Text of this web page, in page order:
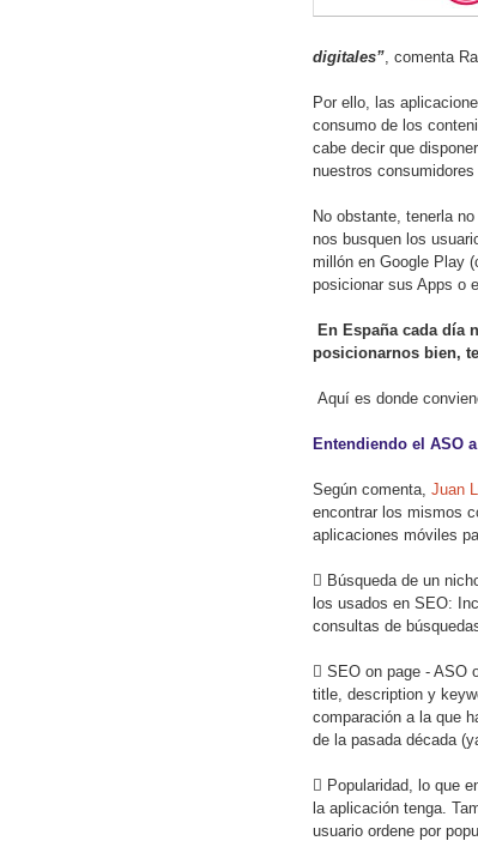
digitales”, comenta
Por ello, las
consumo de los
cabe decir que
nuestros
No obstante, tenerla
nos busquen los
millón en Google Play
posicionar sus Apps o
En España cada día
posicionarnos bien,
Aquí es donde
Entendiendo el ASO
Según comenta, Juan
encontrar los mismos
aplicaciones móviles
 Búsqueda de un
los usados en SEO:
consultas de
 SEO on page - ASO
title, description y
comparación a la que
de la pasada década
 Popularidad, lo que
la aplicación tenga.
usuario ordene por